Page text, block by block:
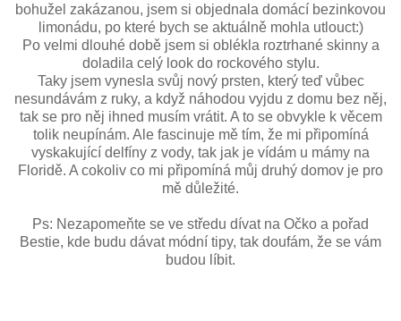
bohužel zakázanou, jsem si objednala domácí bezinkovou
limonádu, po které bych se aktuálně mohla utlouct:)
Po velmi dlouhé době jsem si oblékla roztrhané skinny a
doladila celý look do rockového stylu.
Taky jsem vynesla svůj nový prsten, který teď vůbec
nesundávám z ruky, a když náhodou vyjdu z domu bez něj,
tak se pro něj ihned musím vrátit. A to se obvykle k věcem
tolik neupínám. Ale fascinuje mě tím, že mi připomíná
vyskakující delfíny z vody, tak jak je vídám u mámy na
Floridě. A cokoliv co mi připomíná můj druhý domov je pro
mě důležité.
Ps: Nezapomeňte se ve středu dívat na Očko a pořad
Bestie, kde budu dávat módní tipy, tak doufám, že se vám
budou líbit.